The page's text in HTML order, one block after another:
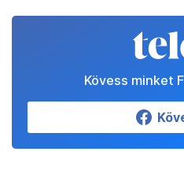
Kövess minket